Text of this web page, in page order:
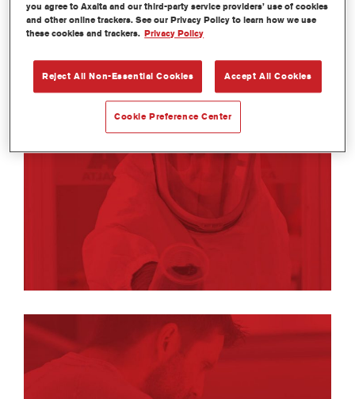
Tanto si es pintor, jefe de taller, aprendiz o propietario de
alcanzar sus objetivos profesionales con mayor rapidez.
Pintores
Gerentes
you agree to Axalta and our third-party service providers’ use of cookies
and other online trackers. See our Privacy Policy to learn how we use
these cookies and trackers. Privacy Policy
Reject All Non-Essential Cookies Accept All Cookies
Cookie Preference Center